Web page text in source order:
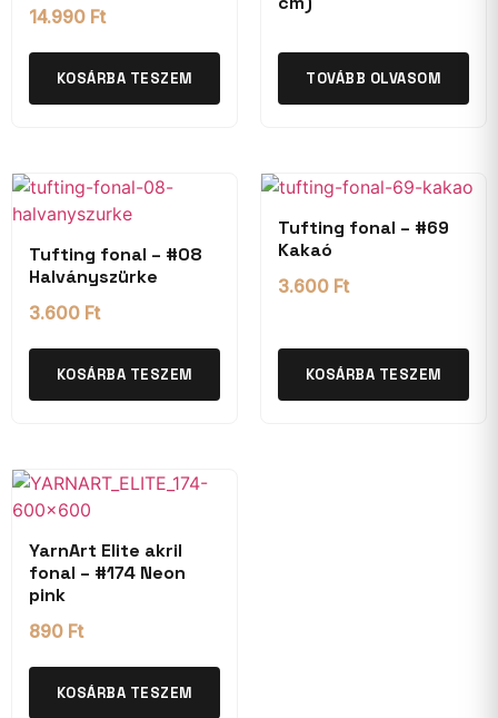
14.990 Ft
KOSÁRBA TESZEM TOVÁBB OLVASOM
Tufting fonal – #08
Halványszürke
3.600 Ft
KOSÁRBA TESZEM
Tufting fonal – #69
Kakaó
3.600 Ft
KOSÁRBA TESZEM
YarnArt Elite akril
fonal – #174 Neon
pink
890 Ft
KOSÁRBA TESZEM